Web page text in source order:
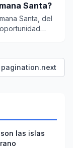
Santa?
Santa, del
pagination.next
las islas